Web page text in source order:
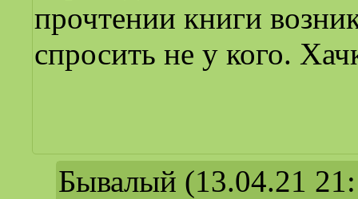
прочтении книги
спросить не у кого.
Бывалый (13.04.21